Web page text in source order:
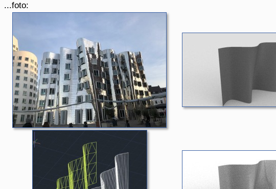
...foto: